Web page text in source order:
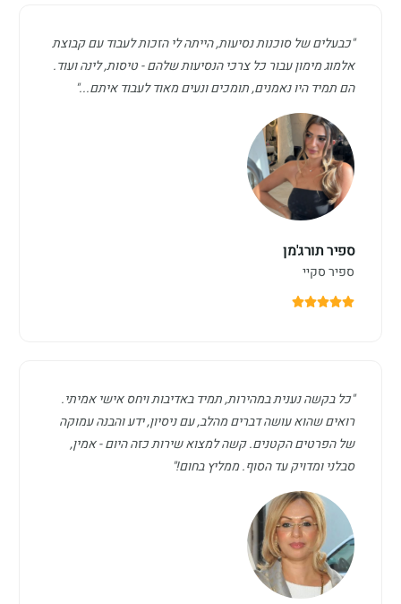
"כבעלים של סוכנות נסיעות, הייתה לי הזכות לעבוד עם קבוצת
אלמוג מימון עבור כל צרכי הנסיעות שלהם - טיסות, לינה ועוד.
הם תמיד היו נאמנים, תומכים ונעים מאוד לעבוד איתם..."
ספיר תורג'מן
ספיר סקיי
"כל בקשה נענית במהירות, תמיד באדיבות ויחס אישי אמיתי.
רואים שהוא עושה דברים מהלב, עם ניסיון, ידע והבנה עמוקה
של הפרטים הקטנים. קשה למצוא שירות כזה היום - אמין,
סבלני ומדויק עד הסוף. ממליץ בחום!"